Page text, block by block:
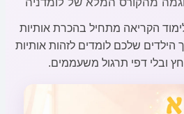
הקריאה מתחיל בהכרת אותיות
הילדים שלכם לומדים לזהות אותיות
ובלי דפי תרגול משעממים.